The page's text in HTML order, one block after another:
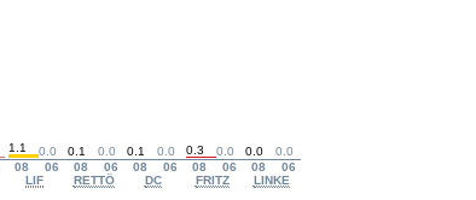
08 06 08 06 08 06 08 06 08
06
LIF RETTÖ DC FRITZ LINKE
1.1 0.0 0.1 0.0 0.1 0.0 0.3 0.0 0.0 0.0